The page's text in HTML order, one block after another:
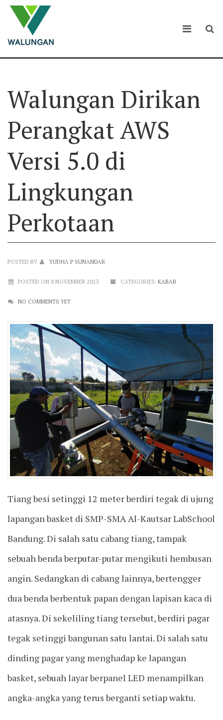
Walungan Dirikan
Perangkat AWS
Versi 5.0 di
Lingkungan
Perkotaan
POSTED BY YUDHA P SUNANDAR
POSTED ON 8 NOVEMBER 2023 CATEGORIES: KABAR
NO COMMENTS YET
Tiang besi setinggi 12 meter berdiri tegak di ujung
lapangan basket di SMP-SMA Al-Kautsar LabSchool
Bandung. Di salah satu cabang tiang, tampak
sebuah benda berputar-putar mengikuti hembusan
angin. Sedangkan di cabang lainnya, bertengger
dua benda berbentuk papan dengan lapisan kaca di
atasnya. Di sekeliling tiang tersebut, berdiri pagar
tegak setinggi bangunan satu lantai. Di salah satu
dinding pagar yang menghadap ke lapangan
basket, sebuah layar berpanel LED menampilkan
angka-angka yang terus berganti setiap waktu.